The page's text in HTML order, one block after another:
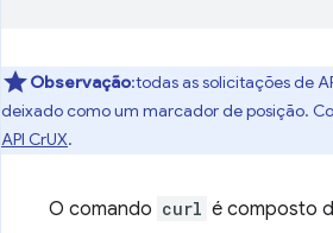
Observação:todas as solicitações de
deixado como um marcador de posição.
API CrUX.
O comando curl é composto